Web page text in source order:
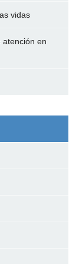
vidas
atención en